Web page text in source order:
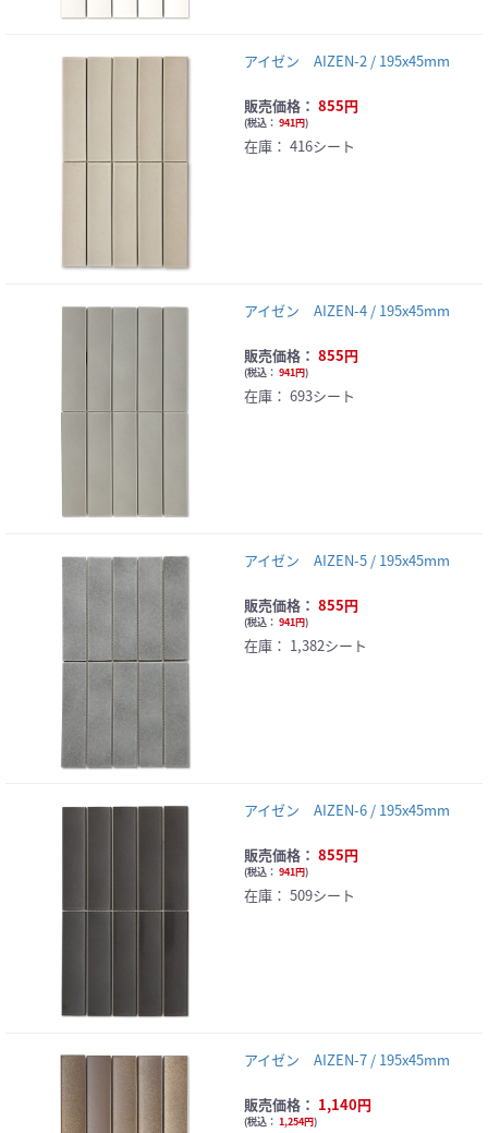
アイゼン AIZEN-2 / 195x45mm
販売価格： 855円
(税込： 941円)
在庫： 416シート
アイゼン AIZEN-4 / 195x45mm
販売価格： 855円
(税込： 941円)
在庫： 693シート
アイゼン AIZEN-5 / 195x45mm
販売価格： 855円
(税込： 941円)
在庫： 1,382シート
アイゼン AIZEN-6 / 195x45mm
販売価格： 855円
(税込： 941円)
在庫： 509シート
アイゼン AIZEN-7 / 195x45mm
販売価格： 1,140円
(税込： 1,254円)